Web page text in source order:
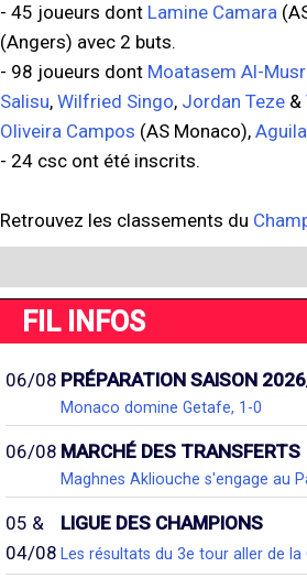
- 45 joueurs dont Lamine Camara
(Angers) avec 2 buts.
- 98 joueurs dont Moatasem Al-
Salisu, Wilfried Singo, Jordan Teze &
Oliveira Campos (AS Monaco),
- 24 csc ont été inscrits.
Retrouvez les classements du
FIL INFOS
06/08 PRÉPARATION SAISON
Monaco domine Getafe, 1-0
06/08 MARCHÉ DES TRANSFERTS
Maghnes Akliouche s'engage au
05 &
04/08
LIGUE DES CHAMPIONS
Les résultats du 3e tour aller de la